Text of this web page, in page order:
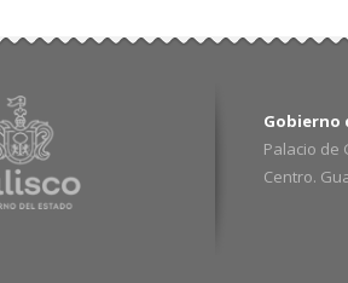
Gobierno
Palacio de
Centro.